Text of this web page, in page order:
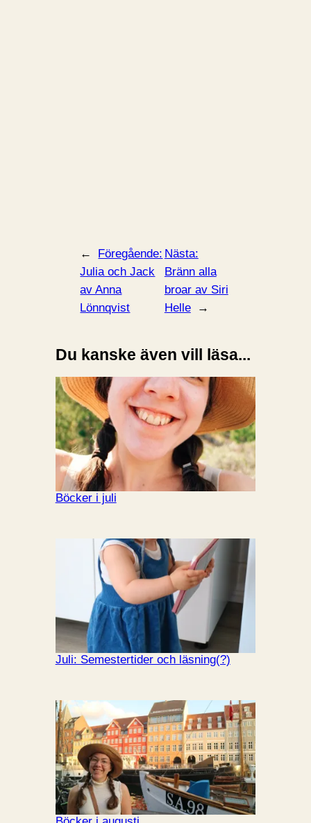
←
Föregående:
Julia och Jack
av Anna
Lönnqvist
Nästa:
Bränn alla
broar av Siri
Helle
→
Du kanske även vill läsa...
Böcker i juli
Juli: Semestertider och läsning(?)